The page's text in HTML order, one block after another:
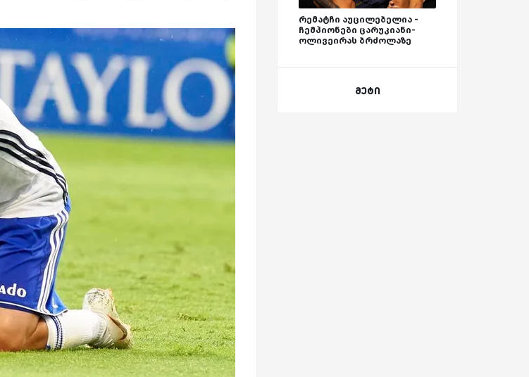
რემატჩი აუცილებელია -
ჩემპიონები ცარუკიანი-
ოლივეირას ბრძოლაზე
მეტი